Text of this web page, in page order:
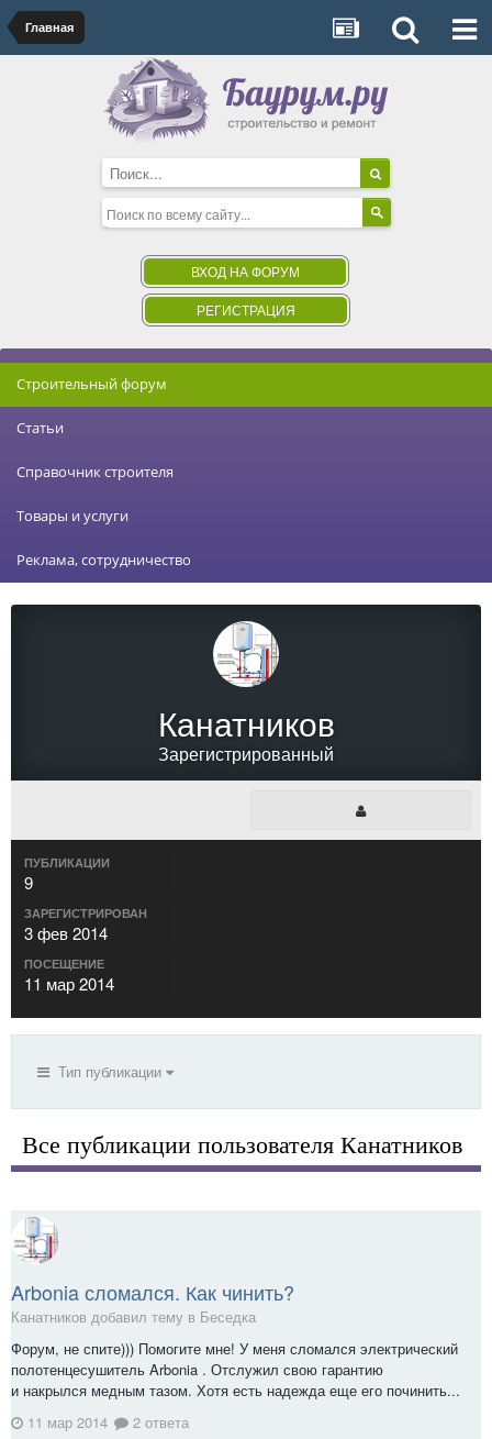
Главная
ВХОД НА ФОРУМ
РЕГИСТРАЦИЯ
Строительный форум
Статьи
Справочник строителя
Товары и услуги
Реклама, сотрудничество
Канатников
Зарегистрированный
ПУБЛИКАЦИИ
9
ЗАРЕГИСТРИРОВАН
3 фев 2014
ПОСЕЩЕНИЕ
11 мар 2014
Тип публикации
Все публикации пользователя Канатников
Arbonia сломался. Как чинить?
Канатников добавил тему в Беседка
Форум, не спите))) Помогите мне! У меня сломался электрический
полотенцесушитель Arbonia . Отслужил свою гарантию
и накрылся медным тазом. Хотя есть надежда еще его починить...
11 мар 2014
2 ответа